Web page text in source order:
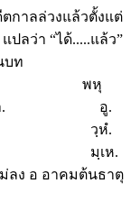
กาลล่วงแล้วตั้งแต่
ลว่า “ได้.....แล้ว”
บท
พหุ
. อู.
. วฺหํ.
มฺเห.
ลง อ อาคมต้นธาตุ